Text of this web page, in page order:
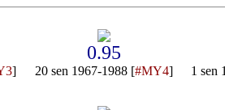
]
0.95
20 sen 1967-1988 [#MY4] 1 sen